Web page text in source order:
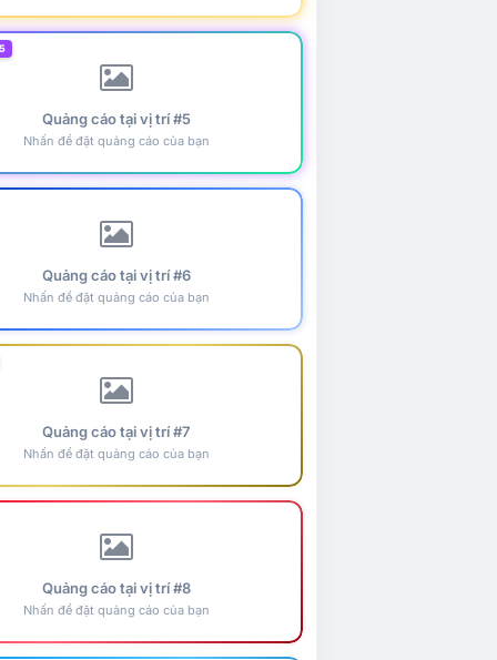
Quảng cáo tại vị trí #5
Nhấn để đặt quảng cáo của bạn
Quảng cáo tại vị trí #6
Nhấn để đặt quảng cáo của bạn
Quảng cáo tại vị trí #7
Nhấn để đặt quảng cáo của bạn
Quảng cáo tại vị trí #8
Nhấn để đặt quảng cáo của bạn